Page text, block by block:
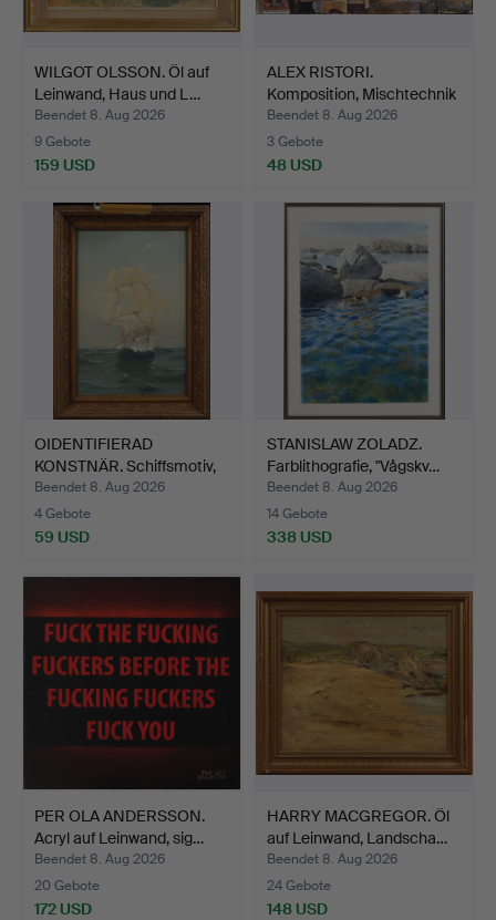
WILGOT OLSSON. Öl auf
Leinwand, Haus und L…
Beendet 8. Aug 2026
9 Gebote
159 USD
ALEX RISTORI.
Komposition, Mischtechnik
mi…
Beendet 8. Aug 2026
3 Gebote
48 USD
OIDENTIFIERAD
KONSTNÄR. Schiffsmotiv,
sign…
Beendet 8. Aug 2026
4 Gebote
59 USD
STANISLAW ZOLADZ.
Farblithografie, "Vågskv…
Beendet 8. Aug 2026
14 Gebote
338 USD
PER OLA ANDERSSON.
Acryl auf Leinwand, sig…
Beendet 8. Aug 2026
20 Gebote
172 USD
HARRY MACGREGOR. Öl
auf Leinwand, Landscha…
Beendet 8. Aug 2026
24 Gebote
148 USD